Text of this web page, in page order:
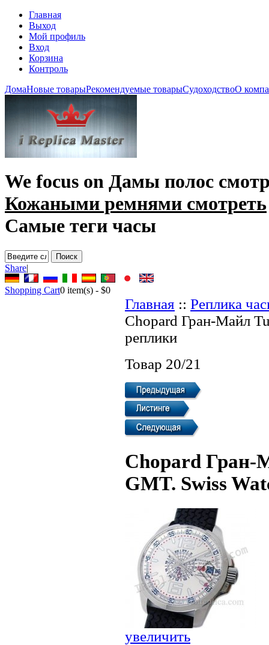
Главная
Выход
Мой профиль
Вход
Корзина
Контроль
ДомаНовые товарыРекомендуемые товарыСудоходствоО
We focus on Дамы полос
Кожаными ремнями смотреть
Самые теги часы
Share|
Shopping Cart0 item(s) - $0
Главная :: Реплика
Chopard Гран-Майл
реплики
Товар 20/21
Chopard Гран-
GMT. Swiss
увеличить